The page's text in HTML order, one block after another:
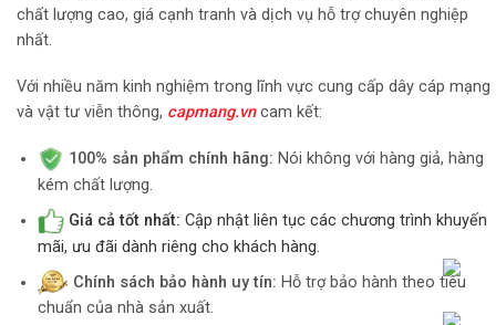
chất lượng cao, giá cạnh tranh và dịch vụ hỗ trợ chuyên nghiệp
nhất.
Với nhiều năm kinh nghiệm trong lĩnh vực cung cấp dây cáp mạng
và vật tư viễn thông, capmang.vncam kết:
100% sản phẩm chính hãng: Nói không với hàng giả, hàng
kém chất lượng.
Giá cả tốt nhất: Cập nhật liên tục các chương trình khuyến
mãi, ưu đãi dành riêng cho khách hàng.
Chính sách bảo hành uy tín: Hỗ trợ bảo hành theo tiêu
chuẩn của nhà sản xuất.